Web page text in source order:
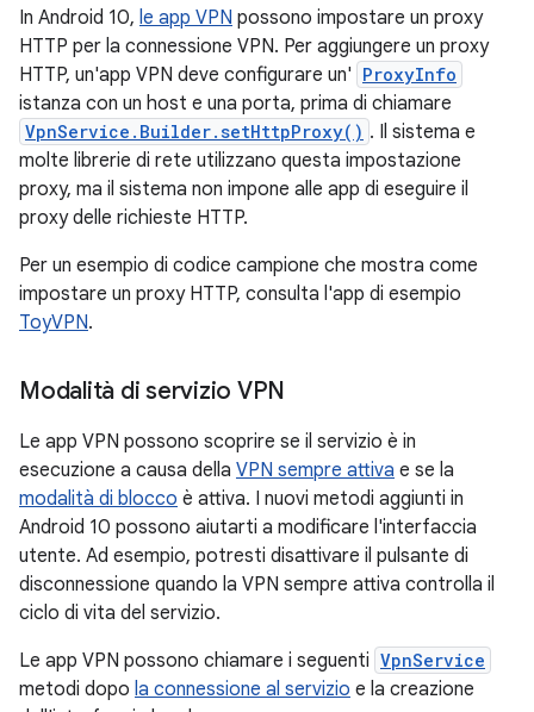
In Android 10, le app VPN possono impostare un proxy
HTTP per la connessione VPN. Per aggiungere un proxy
HTTP, un'app VPN deve configurare un' ProxyInfo
istanza con un host e una porta, prima di chiamare
VpnService.Builder.setHttpProxy() . Il sistema e
molte librerie di rete utilizzano questa impostazione
proxy, ma il sistema non impone alle app di eseguire il
proxy delle richieste HTTP.
Per un esempio di codice campione che mostra come
impostare un proxy HTTP, consulta l'app di esempio
ToyVPN.
Modalità di servizio VPN
Le app VPN possono scoprire se il servizio è in
esecuzione a causa della VPN sempre attiva e se la
modalità di blocco è attiva. I nuovi metodi aggiunti in
Android 10 possono aiutarti a modificare l'interfaccia
utente. Ad esempio, potresti disattivare il pulsante di
disconnessione quando la VPN sempre attiva controlla il
ciclo di vita del servizio.
Le app VPN possono chiamare i seguenti VpnService
metodi dopo la connessione al servizio e la creazione